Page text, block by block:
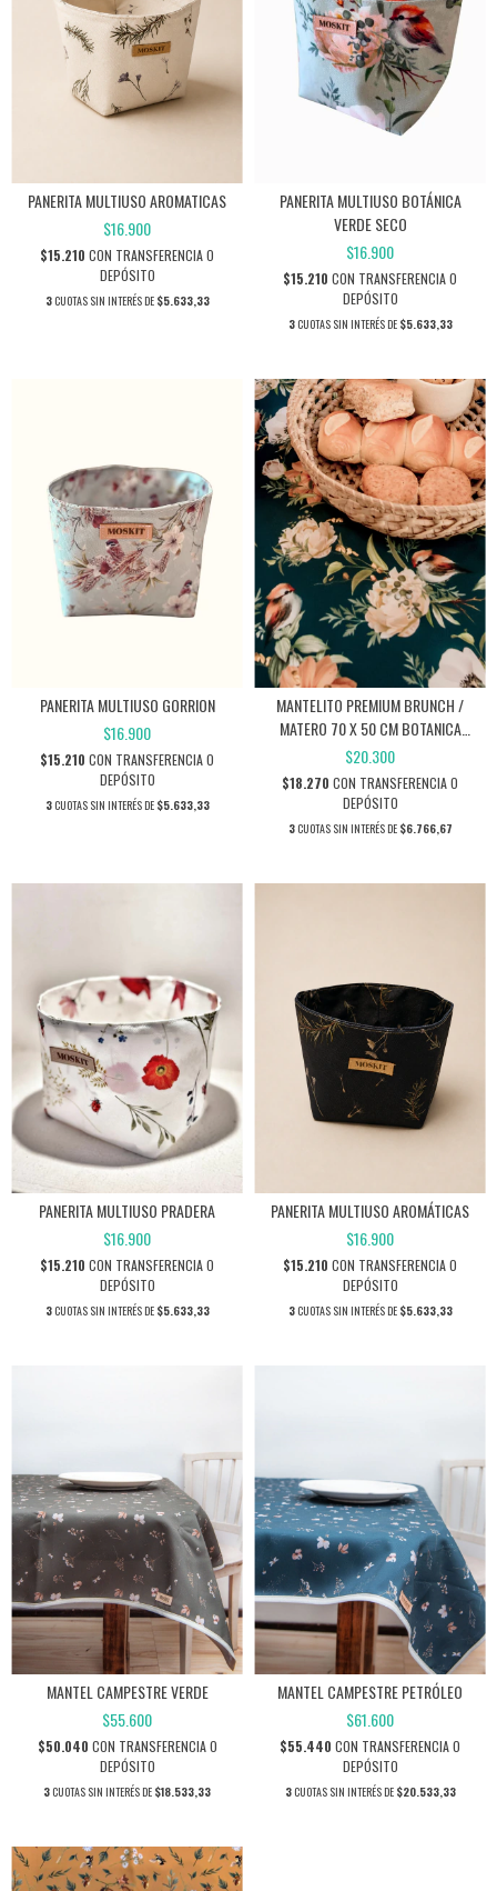
PANERITA MULTIUSO AROMATICAS
$16.900
$15.210 CON TRANSFERENCIA O
DEPÓSITO
3CUOTAS SIN INTERÉS DE $5.633,33
PANERITA MULTIUSO BOTÁNICA
VERDE SECO
$16.900
$15.210 CON TRANSFERENCIA O
DEPÓSITO
3CUOTAS SIN INTERÉS DE $5.633,33
PANERITA MULTIUSO GORRION
$16.900
$15.210 CON TRANSFERENCIA O
DEPÓSITO
3CUOTAS SIN INTERÉS DE $5.633,33
MANTELITO PREMIUM BRUNCH /
MATERO 70 X 50 CM BOTANICA
PETROLEO
$20.300
$18.270 CON TRANSFERENCIA O
DEPÓSITO
3CUOTAS SIN INTERÉS DE $6.766,67
PANERITA MULTIUSO PRADERA
$16.900
$15.210 CON TRANSFERENCIA O
DEPÓSITO
3CUOTAS SIN INTERÉS DE $5.633,33
PANERITA MULTIUSO AROMÁTICAS
$16.900
$15.210 CON TRANSFERENCIA O
DEPÓSITO
3CUOTAS SIN INTERÉS DE $5.633,33
MANTEL CAMPESTRE VERDE
$55.600
$50.040 CON TRANSFERENCIA O
DEPÓSITO
3CUOTAS SIN INTERÉS DE $18.533,33
MANTEL CAMPESTRE PETRÓLEO
$61.600
$55.440 CON TRANSFERENCIA O
DEPÓSITO
3CUOTAS SIN INTERÉS DE $20.533,33